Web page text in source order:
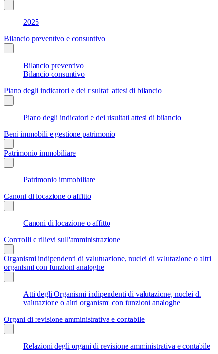
2025
Bilancio preventivo e consuntivo
Bilancio preventivo
Bilancio consuntivo
Piano degli indicatori e dei risultati attesi di bilancio
Piano degli indicatori e dei risultati attesi di bilancio
Beni immobili e gestione patrimonio
Patrimonio immobiliare
Patrimonio immobiliare
Canoni di locazione o affitto
Canoni di locazione o affitto
Controlli e rilievi sull'amministrazione
Organismi indipendenti di valutuazione, nuclei di valutazione o altri
organismi con funzioni analoghe
Atti degli Organismi indipendenti di valutazione, nuclei di
valutazione o altri organismi con funzioni analoghe
Organi di revisione amministrativa e contabile
Relazioni degli organi di revisione amministrativa e contabile